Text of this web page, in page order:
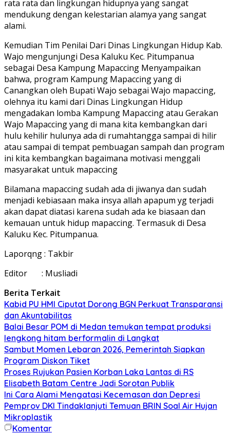
rata rata dan lingkungan hidupnya yang sangat
mendukung dengan kelestarian alamya yang sangat
alami.
Kemudian Tim Penilai Dari Dinas Lingkungan Hidup Kab.
Wajo mengunjungi Desa Kaluku Kec. Pitumpanua
sebagai Desa Kampung Mapaccing Menyampaikan
bahwa, program Kampung Mapaccing yang di
Canangkan oleh Bupati Wajo sebagai Wajo mapaccing,
olehnya itu kami dari Dinas Lingkungan Hidup
mengadakan lomba Kampung Mapaccing atau Gerakan
Wajo Mapaccing yang di mana kita kembangkan dari
hulu kehilir hulunya ada di rumahtangga sampai di hilir
atau sampai di tempat pembuagan sampah dan program
ini kita kembangkan bagaimana motivasi menggali
masyarakat untuk mapaccing
Bilamana mapaccing sudah ada di jiwanya dan sudah
menjadi kebiasaan maka insya allah apapum yg terjadi
akan dapat diatasi karena sudah ada ke biasaan dan
kemauan untuk hidup mapaccing. Termasuk di Desa
Kaluku Kec. Pitumpanua.
Laporqng : Takbir
Editor : Musliadi
Berita Terkait
Kabid PU HMI Ciputat Dorong BGN Perkuat Transparansi
dan Akuntabilitas
Balai Besar POM di Medan temukan tempat produksi
lengkong hitam berformalin di Langkat
Sambut Momen Lebaran 2026, Pemerintah Siapkan
Program Diskon Tiket
Proses Rujukan Pasien Korban Laka Lantas di RS
Elisabeth Batam Centre Jadi Sorotan Publik
Ini Cara Alami Mengatasi Kecemasan dan Depresi
Pemprov DKI Tindaklanjuti Temuan BRIN Soal Air Hujan
Mikroplastik
Komentar